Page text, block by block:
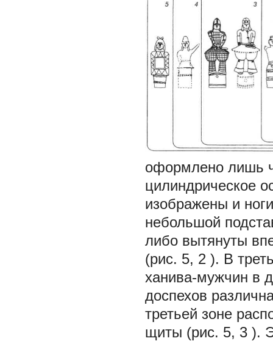
оформлено лишь
цилиндрическое
изображены и
небольшой
либо вытянуты
(рис. 5, 2 ). В
ханива-мужчин в
доспехов
третьей зоне
щиты (рис. 5, 3 ).